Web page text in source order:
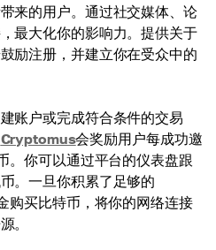
来的用户。通过社交媒体、论
最大化你的影响力。提供关于
励注册，并建立你在受众中的
账户或完成符合条件的交易
Cryptomus会奖励用户每成功邀
。你可以通过平台的仪表盘跟
。一旦你积累了足够的
购买比特币，将你的网络连接
。